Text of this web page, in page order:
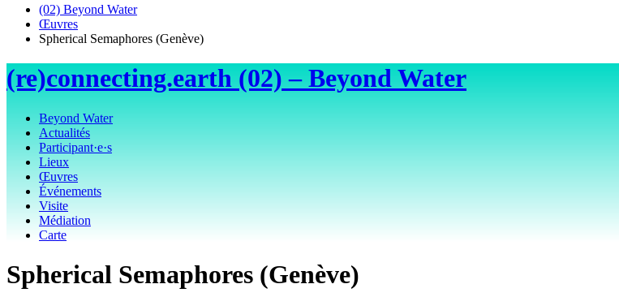
(02) Beyond Water
Œuvres
Spherical Semaphores (Genève)
(re)connecting.earth (02) – Beyond Water
Beyond Water
Actualités
Participant·e·s
Lieux
Œuvres
Événements
Visite
Médiation
Carte
Spherical Semaphores (Genève)